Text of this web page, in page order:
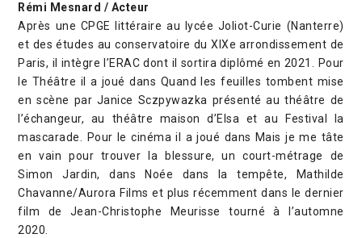
Rémi Mesnard / Acteur
Après une CPGE littéraire au lycée Joliot-Curie (Nanterre)
et des études au conservatoire du XIXe arrondissement de
Paris, il intègre l’ERAC dont il sortira diplômé en 2021. Pour
le Théâtre il a joué dans Quand les feuilles tombent mise
en scène par Janice Sczpywazka présenté au théâtre de
l’échangeur, au théâtre maison d’Elsa et au Festival la
mascarade. Pour le cinéma il a joué dans Mais je me tâte
en vain pour trouver la blessure, un court-métrage de
Simon Jardin, dans Noée dans la tempête, Mathilde
Chavanne/Aurora Films et plus récemment dans le dernier
film de Jean-Christophe Meurisse tourné à l’automne
2020.